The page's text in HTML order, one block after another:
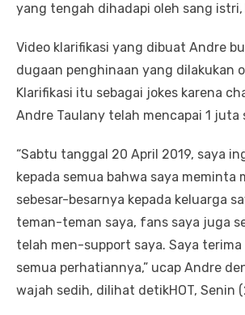
yang tengah dihadapi oleh sang istri,
Video klarifikasi yang dibuat Andre
dugaan penghinaan yang dilakukan
Klarifikasi itu sebagai jokes karena
Andre Taulany telah mencapai 1 juta
“Sabtu tanggal 20 April 2019, saya
kepada semua bahwa saya meminta
sebesar-besarnya kepada keluarga
teman-teman saya, fans saya juga
telah men-support saya. Saya terima
semua perhatiannya,” ucap Andre
wajah sedih, dilihat detikHOT, Senin